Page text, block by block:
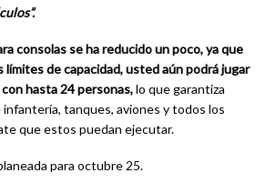
consolas se ha reducido un poco, ya que
de capacidad, usted aún podrá jugar
hasta 24 personas,lo que garantiza
infantería, tanques, aviones y todos los
que estos puedan ejecutar.
para octubre 25.